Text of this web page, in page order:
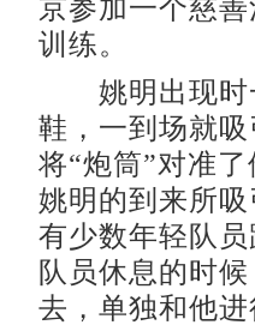
京参加一个慈
训练。
姚明出现时
鞋，一到场就
将“炮筒”对准
姚明的到来所
有少数年轻队
队员休息的时
去，单独和他